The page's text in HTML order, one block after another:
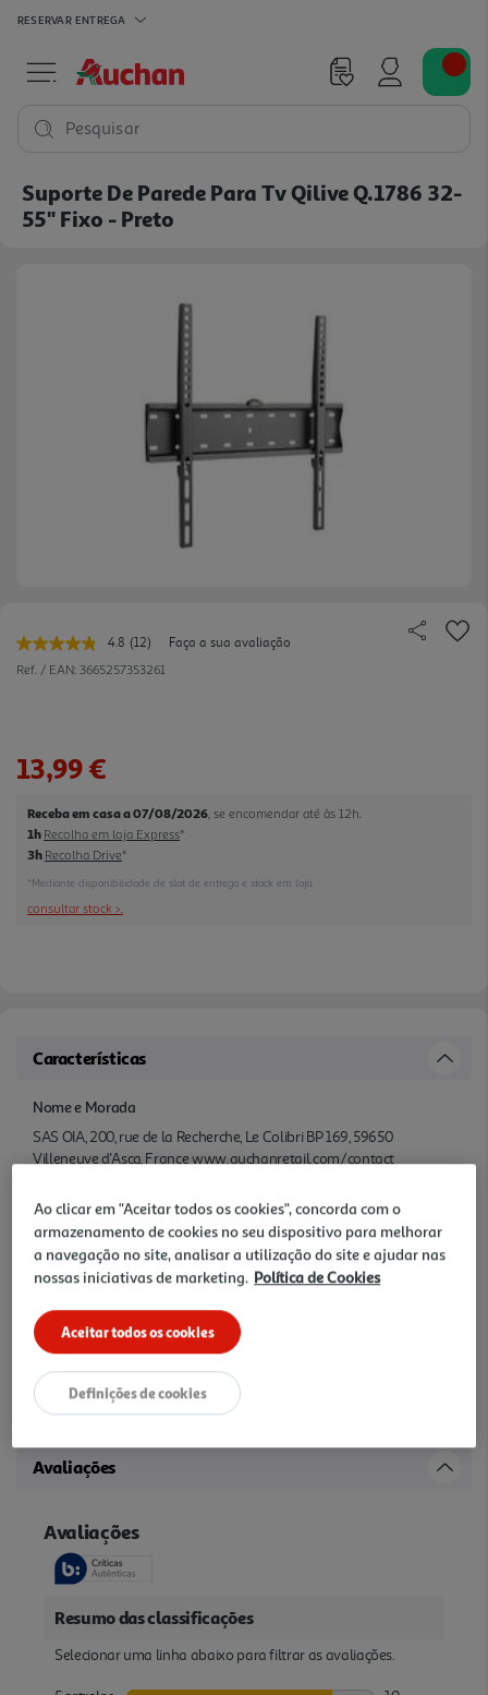
RESERVAR ENTREGA
Pesquisar
Suporte De Parede Para Tv Qilive Q.1786 32-
55" Fixo - Preto
4.8 Leu
12
(12)
Faça a sua avaliação
Ref. / EAN: 3665257353261
13,99 €
Receba em casa a 07/08/2026 , se encomendar até às 12h.
1h Recolha em loja Express*
3h Recolha Drive*
*Mediante disponibilidade de slot de entrega e stock em loja.
consultar stock >.
Características
Nome e Morada
SAS OIA, 200, rue de la Recherche, Le Colibri BP 169, 59650
Villeneuve d'Ascq, France www.auchanretail.com/contact
Tipo
Suporte TV fixo
TV: 32-55" (81-140cm)
Outras características
Distância à parede: 27mm, capacidade de peso: 30kg
Avaliações
Ao clicar em "Aceitar todos os cookies", concorda com o
armazenamento de cookies no seu dispositivo para melhorar
a navegação no site, analisar a utilização do site e ajudar nas
nossas iniciativas de marketing. Política de Cookies
Aceitar todos os cookies
Definições de cookies